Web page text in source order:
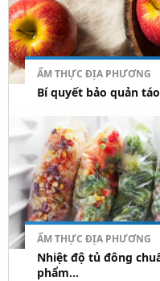
ẨM THỰC ĐỊA PHƯƠNG
Bí quyết bảo quản
ẨM THỰC ĐỊA PHƯƠNG
Nhiệt độ tủ đông
phẩm...